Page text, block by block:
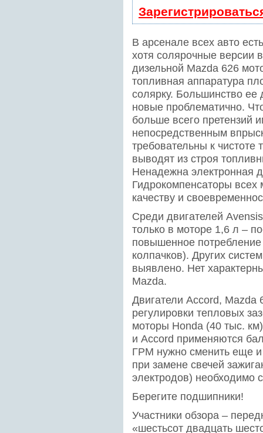
В арсенале всех авто
хотя солярочные версии
дизельной Mazda 626
топливная аппаратура
солярку. Большинство ее
новые проблематично.
больше всего претензий
непосредственным
требовательны к
выводят из строя
Ненадежна электронная
Гидрокомпенсаторы всех
качеству и
Среди двигателей
только в моторе 1,6 л –
повышенное
колпачков). Других
выявлено. Нет
Mazda.
Двигатели Accord, Mazda
регулировки тепловых
моторы Honda (40 тыс.
и Accord применяются
ГРМ нужно сменить еще
при замене свечей
электродов) необходимо
Берегите подшипники!
Участники обзора –
«шестьсот двадцать